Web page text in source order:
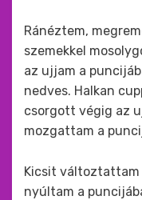
Ránéztem,
szemekkel
az ujjam a
nedves. Halkan
csorgott végig az
mozgattam a
Kicsit változtattam
nyúltam a